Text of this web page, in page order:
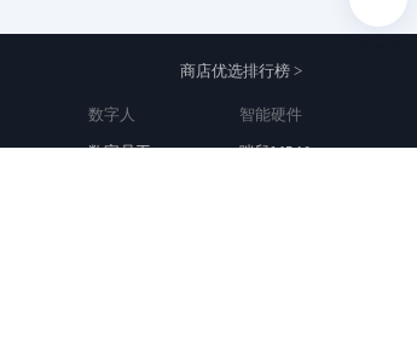
数字人
数字员工
智能硬件
商店优选排行榜 >
咪鼠M5AI